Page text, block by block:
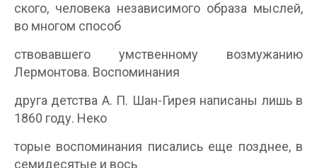
ского, человека независимого образа мыслей,
во многом способ­
ствовавшего умственному возмужанию
Лермонтова. Воспоминания
друга детства А. П. Шан-Гирея написаны лишь в
1860 году. Неко­
торые воспоминания писались еще позднее, в
семидесятые и вось­